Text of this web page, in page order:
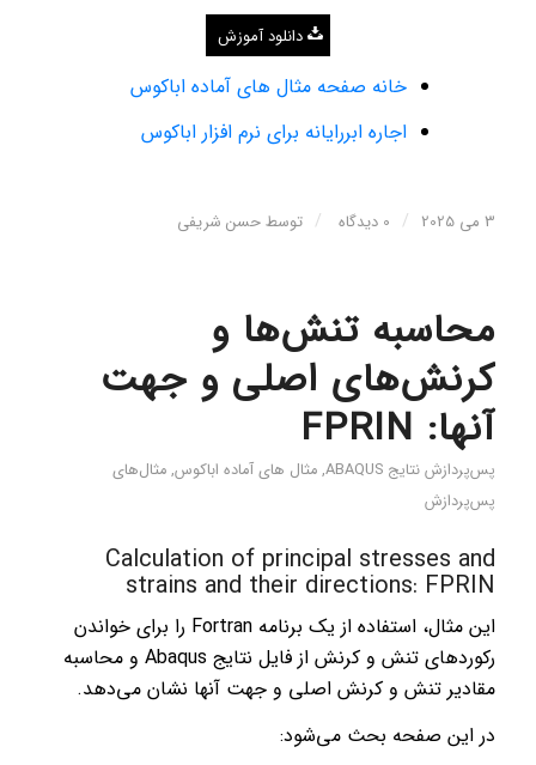
دانلود آموزش
خانه صفحه مثال های آماده اباکوس
اجاره ابررایانه برای نرم افزار اباکوس
3 می 2025 / 0 دیدگاه / توسطحسن شریفی
محاسبه تنش‌ها و
کرنش‌های اصلی و جهت
آنها: FPRIN
پس‌پردازش نتایج ABAQUS , مثال های آماده اباکوس, مثال‌های
پس‌پردازش
Calculation of principal stresses and
strains and their directions: FPRIN
این مثال، استفاده از یک برنامه Fortran را برای خواندن
رکوردهای تنش و کرنش از فایل نتایج Abaqus و محاسبه
مقادیر تنش و کرنش اصلی و جهت آنها نشان می‌دهد.
در این صفحه بحث می‌شود: